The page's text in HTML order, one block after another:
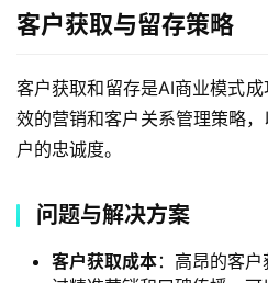
客户获取与留存策略
客户获取和留存是AI商业模式
效的营销和客户关系管理策略
户的忠诚度。
问题与解决方案
客户获取成本：高昂的客